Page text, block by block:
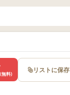
(無料) リストに保存